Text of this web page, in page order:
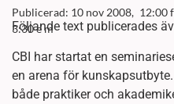
Publicerad: 10 nov 2008, 12:00
3:30 e m
Följande text publicerades
CBI har startat en
en arena för
både praktiker och